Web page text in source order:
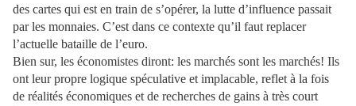
des cartes qui est en train de s’opérer, la lutte d’influence passait
par les monnaies. C’est dans ce contexte qu’il faut replacer
l’actuelle bataille de l’euro.
Bien sur, les économistes diront: les marchés sont les marchés! Ils
ont leur propre logique spéculative et implacable, reflet à la fois
de réalités économiques et de recherches de gains à très court